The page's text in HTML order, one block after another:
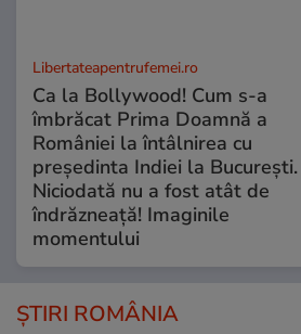
Libertateapentrufemei.ro
Ca la Bollywood! Cum s-a
îmbrăcat Prima Doamnă a
României la întâlnirea cu
președinta Indiei la București.
Niciodată nu a fost atât de
îndrăzneață! Imaginile
momentului
ȘTIRI ROMÂNIA